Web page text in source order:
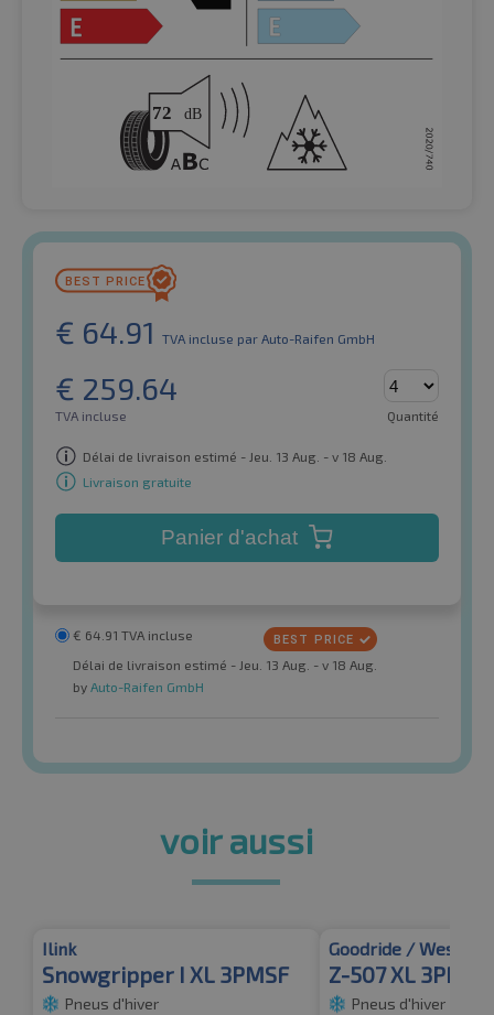
€ 64.91 TVA incluse par Auto-Raifen GmbH
€ 259.64
TVA incluse Quantité
Délai de livraison estimé - Jeu. 13 Aug. - v 18 Aug.
Livraison gratuite
Panier d'achat
€ 64.91 TVA incluse
Délai de livraison estimé - Jeu. 13 Aug. - v 18 Aug.
by Auto-Raifen GmbH
voir aussi
Ilink
Snowgripper I XL 3PMSF
Pneus d'hiver
Goodride / Westlake
Z-507 XL 3PMSF
Pneus d'hiver